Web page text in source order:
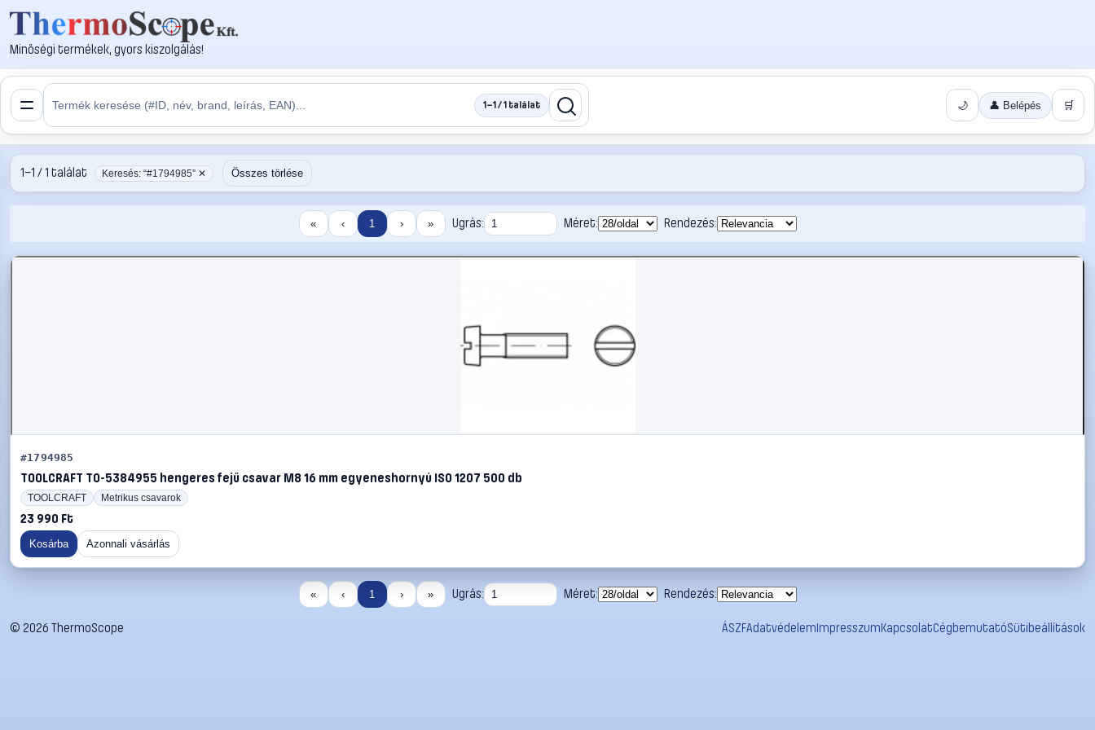
Minőségi termékek, gyors kiszolgálás!
1–1 / 1 találat 🌙 👤 Belépés 🛒
1–1 / 1 találat Keresés: “#1794985” ✕ Összes törlése
« ‹ 1 › » Ugrás: Méret: Rendezés:
#1794985
TOOLCRAFT TO-5384955 hengeres fejű csavar M8 16 mm egyeneshornyú ISO 1207 500 db
TOOLCRAFT Metrikus csavarok
23 990 Ft
Kosárba Azonnali vásárlás
« ‹ 1 › » Ugrás: Méret: Rendezés:
© 2026 ThermoScope ÁSZFAdatvédelemImpresszumKapcsolatCégbemutatóSütibeállítások